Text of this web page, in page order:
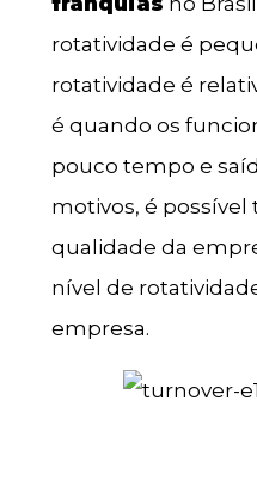
rotatividade é
rotatividade é
é quando os
pouco tempo e
motivos, é possível
qualidade da
nível de
empresa.